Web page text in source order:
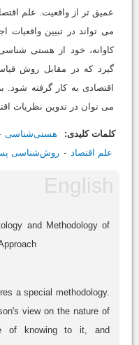
عمیق تر از واقعیت. علم
می تواند در تبیین
کاوانه، خود از هستی
گیرد که در مقابل روش
اقتصادی به کار گرفته
می توان در تدوین نظریات
کلمات کلیدی: هستی‌شناسی
علم اقتصاد
روش‌شناسی
and Methodology of
a special methodology.
view on the nature of
of knowing to it, and